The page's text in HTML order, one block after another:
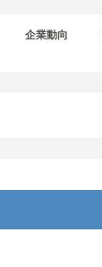
企業動向